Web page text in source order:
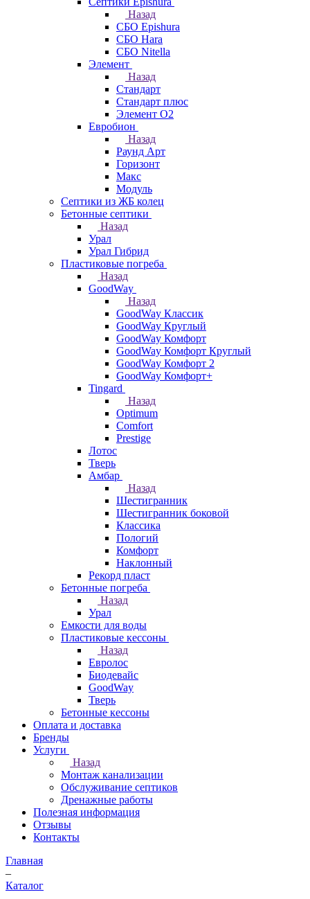
Назад
СБО Epishura
СБО Hara
СБО Nitella
Элемент
Назад
Стандарт
Стандарт плюс
Элемент О2
Евробион
Назад
Раунд Арт
Горизонт
Макс
Модуль
Септики из ЖБ колец
Бетонные септики
Назад
Урал
Урал Гибрид
Пластиковые погреба
Назад
GoodWay
Назад
GoodWay Классик
GoodWay Круглый
GoodWay Комфорт
GoodWay Комфорт Круглый
GoodWay Комфорт 2
GoodWay Комфорт+
Tingard
Назад
Optimum
Comfort
Prestige
Лотос
Тверь
Амбар
Назад
Шестигранник
Шестигранник боковой
Классика
Пологий
Комфорт
Наклонный
Рекорд пласт
Бетонные погреба
Назад
Урал
Емкости для воды
Пластиковые кессоны
Назад
Евролос
Биодевайс
GoodWay
Тверь
Бетонные кессоны
Оплата и доставка
Бренды
Услуги
Назад
Монтаж канализации
Обслуживание септиков
Дренажные работы
Полезная информация
Отзывы
Контакты
Главная
–
Каталог